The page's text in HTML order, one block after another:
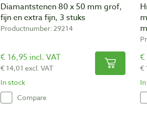
Diamantstenen 80 x 50 mm grof,
fijn en extra fijn, 3 stuks
Productnumber: 29214
€ 16,95 incl. VAT
€ 14,01 excl. VAT
In stock
Compare
€
€